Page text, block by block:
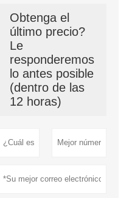
Obtenga el
último precio?
Le
responderemos
lo antes posible
(dentro de las
12 horas)